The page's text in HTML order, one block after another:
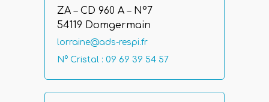
ZA – CD 960 A – N°7
54119 Domgermain
lorraine@ads-respi.fr
N° Cristal : 09 69 39 54 57